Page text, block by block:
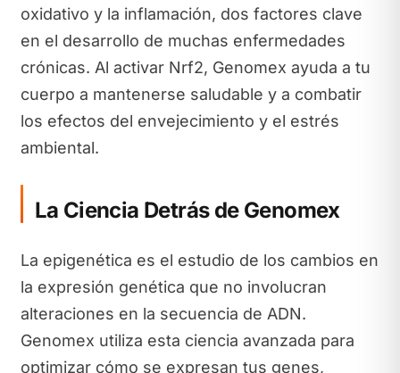
oxidativo y la inflamación, dos factores clave
en el desarrollo de muchas enfermedades
crónicas. Al activar Nrf2, Genomex ayuda a tu
cuerpo a mantenerse saludable y a combatir
los efectos del envejecimiento y el estrés
ambiental.
La Ciencia Detrás de Genomex
La epigenética es el estudio de los cambios en
la expresión genética que no involucran
alteraciones en la secuencia de ADN.
Genomex utiliza esta ciencia avanzada para
optimizar cómo se expresan tus genes,